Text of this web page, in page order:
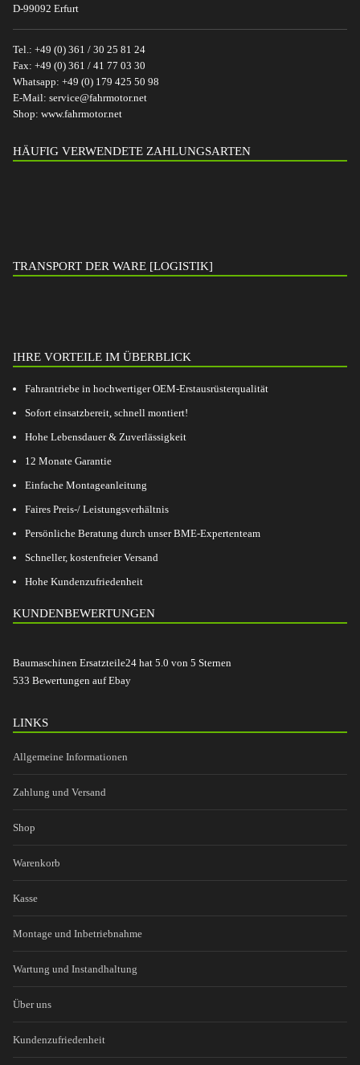
D-99092 Erfurt
Tel.: +49 (0) 361 / 30 25 81 24
Fax: +49 (0) 361 / 41 77 03 30
Whatsapp: +49 (0) 179 425 50 98
E-Mail: service@fahrmotor.net
Shop: www.fahrmotor.net
HÄUFIG VERWENDETE ZAHLUNGSARTEN
TRANSPORT DER WARE [LOGISTIK]
IHRE VORTEILE IM ÜBERBLICK
Fahrantriebe in hochwertiger OEM-Erstausrüsterqualität
Sofort einsatzbereit, schnell montiert!
Hohe Lebensdauer & Zuverlässigkeit
12 Monate Garantie
Einfache Montageanleitung
Faires Preis-/ Leistungsverhältnis
Persönliche Beratung durch unser BME-Expertenteam
Schneller, kostenfreier Versand
Hohe Kundenzufriedenheit
KUNDENBEWERTUNGEN
Baumaschinen Ersatzteile24 hat 5.0 von 5 Sternen
533 Bewertungen auf Ebay
LINKS
Allgemeine Informationen
Zahlung und Versand
Shop
Warenkorb
Kasse
Montage und Inbetriebnahme
Wartung und Instandhaltung
Über uns
Kundenzufriedenheit